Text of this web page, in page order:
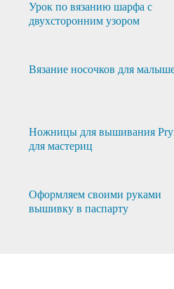
Урок по вязанию шарфа с
двухсторонним узором
Вязание носочков для
Ножницы для вышивания
для мастериц
Оформляем своими руками
вышивку в паспарту